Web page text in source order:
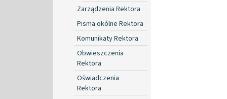
Zarządzenia Rektora
Pisma okólne Rektora
Komunikaty Rektora
Obwieszczenia
Rektora
Oświadczenia
Rektora